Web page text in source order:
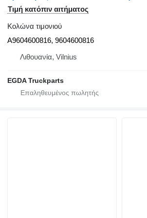
Τιμή κατόπιν αιτήματος
Κολώνα τιμονιού
A9604600816, 9604600816
Λιθουανία, Vilnius
EGDA Truckparts